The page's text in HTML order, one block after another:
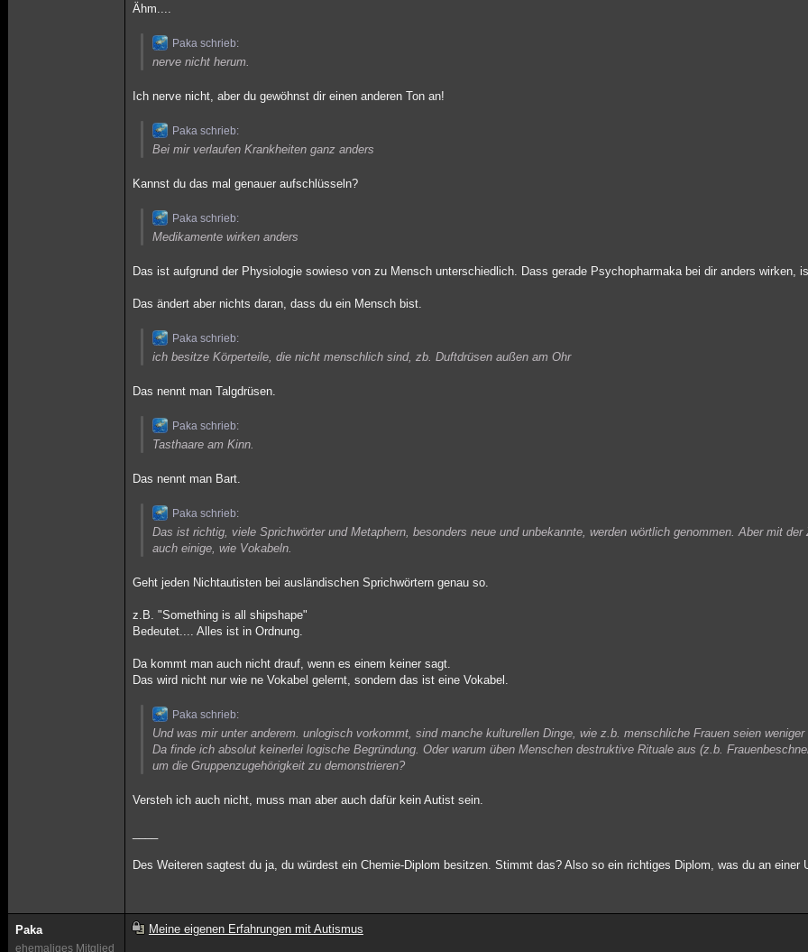
Ähm....
Paka schrieb:
nerve nicht herum.
Ich nerve nicht, aber du gewöhnst dir einen anderen Ton an!
Paka schrieb:
Bei mir verlaufen Krankheiten ganz anders
Kannst du das mal genauer aufschlüsseln?
Paka schrieb:
Medikamente wirken anders
Das ist aufgrund der Physiologie sowieso von zu Mensch unterschiedlich. Dass gerade Psychopharmaka bei dir anders wirken,
Das ändert aber nichts daran, dass du ein Mensch bist.
Paka schrieb:
ich besitze Körperteile, die nicht menschlich sind, zb. Duftdrüsen außen am Ohr
Das nennt man Talgdrüsen.
Paka schrieb:
Tasthaare am Kinn.
Das nennt man Bart.
Paka schrieb:
Das ist richtig, viele Sprichwörter und Metaphern, besonders neue und unbekannte, werden wörtlich genommen. Aber mit der
auch einige, wie Vokabeln.
Geht jeden Nichtautisten bei ausländischen Sprichwörtern genau so.
z.B. "Something is all shipshape"
Bedeutet.... Alles ist in Ordnung.
Da kommt man auch nicht drauf, wenn es einem keiner sagt.
Das wird nicht nur wie ne Vokabel gelernt, sondern das ist eine Vokabel.
Paka schrieb:
Und was mir unter anderem. unlogisch vorkommt, sind manche kulturellen Dinge, wie z.b. menschliche Frauen seien weniger
Da finde ich absolut keinerlei logische Begründung. Oder warum üben Menschen destruktive Rituale aus (z.b.
um die Gruppenzugehörigkeit zu demonstrieren?
Versteh ich auch nicht, muss man aber auch dafür kein Autist sein.
Des Weiteren sagtest du ja, du würdest ein Chemie-Diplom besitzen. Stimmt das? Also so ein richtiges Diplom, was du an einer
Paka
ehemaliges Mitglied
Meine eigenen Erfahrungen mit Autismus